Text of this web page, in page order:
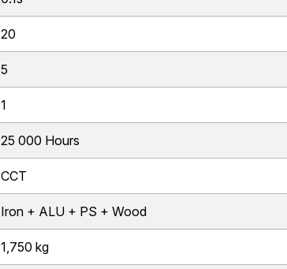
20
5
1
25 000 Hours
CCT
Iron + ALU + PS + Wood
1,750 kg